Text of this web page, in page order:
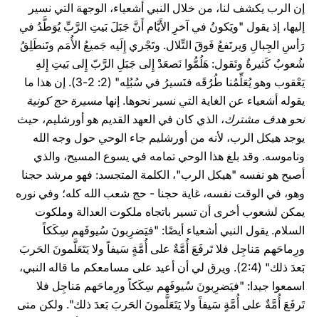
إن الرب يكشف لنا، من خلال النبي أشعياء، الوجهة التي نسير
إليها، إذ يقول "ويَكونُ في آخرِ الأَيَّام أَنَّ جَبَلَ بَيتِ الرَّبِّ يُوَطَّدُ في
رَأسِ الجِبالِ وَيرتَفعُ فَوقَ التِّلال. وتَجْري إِلَيه جَميعُ الأُمَم وتَنطَلِقُ
شُعوبٌ كَثيرةٌ وتَقول: هَلُمُّوا نَصعَدْ إِلى جَبَلِ الرَّبّ إِلى بَيتِ إِلهِ
يَعْقوب وهو يُعَلِّمُنا طُرُقَه فنَسيرُ في سُبُلِه" (2: 2-3). إن هذا ما
يقوله أشعياء عن الغاية التي نسير نحوها. إنها مسيرة حج كونية
نحو هدف مشترك، الذي كان في العهد القديم هو أورشليم، حيث
يوجد هيكل الرب، لأنه من أورشليم جاء الوحي حول وجه الله
وناموسه. وقد بلغ هذا الوحي تمامه في يسوع المسيح، والذي
أصبح هو نفسه "هيكل الرب"، الكلمة المتجسد: فهو مرشد حجنا
وهو، في الوقت نفسه، غاية حجنا - حج شعب الله كله؛ وفي نوره
يمكن لشعوب أخرى أن تسير باتجاه ملكوت العدالة وملكوت
السلام. يقول النبي أشعياء أيضًا: "فيَضرِبونَ سُيوفَهم سِكَكاً
ورِماحَهم مَناجِل فلا تَرفَعَ أُمَّةٌ على أُمَّةٍ سَيفاً ولا يَتَعَلَّمونَ الحَربَ
بَعدَ ذلك" (2:4). ويرق لي أن أعيد على مسامعكم ما قاله النبي،
اسمعوا جيدا: "فيَضرِبونَ سُيوفَهم سِكَكاً ورِماحَهم مَناجِل فلا
تَرفَعَ أُمَّةٌ على أُمَّةٍ سَيفاً ولا يَتَعَلَّمونَ الحَربَ بَعدَ ذلك". ولكن متى